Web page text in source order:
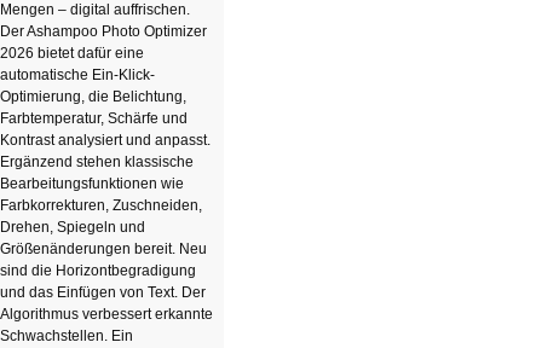
Mengen – digital auffrischen.
Der Ashampoo Photo Optimizer
2026 bietet dafür eine
automatische Ein-Klick-
Optimierung, die Belichtung,
Farbtemperatur, Schärfe und
Kontrast analysiert und anpasst.
Ergänzend stehen klassische
Bearbeitungsfunktionen wie
Farbkorrekturen, Zuschneiden,
Drehen, Spiegeln und
Größenänderungen bereit. Neu
sind die Horizontbegradigung
und das Einfügen von Text. Der
Algorithmus verbessert erkannte
Schwachstellen. Ein